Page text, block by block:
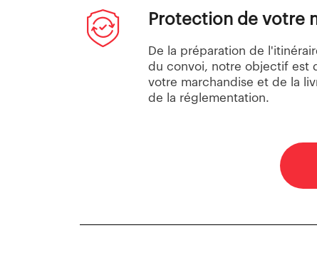
Protection de votre
De la préparation de
du convoi, notre objectif est
votre marchandise et de la
de la réglementation.